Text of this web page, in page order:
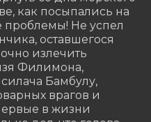
как посыпались на
проблемы! Не успел
оставшегося
излечить
Филимона,
Бамбулу,
врагов и
в жизни